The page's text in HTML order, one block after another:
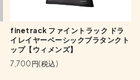
finetrack ファイントラック ドラ
イレイヤーベーシックブラタンクト
ップ【ウィメンズ】
7,700円(税込)